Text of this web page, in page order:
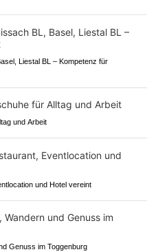
Liestal BL – Kompetenz für
und Arbeit
und Hotel vereint
Genuss im Toggenburg